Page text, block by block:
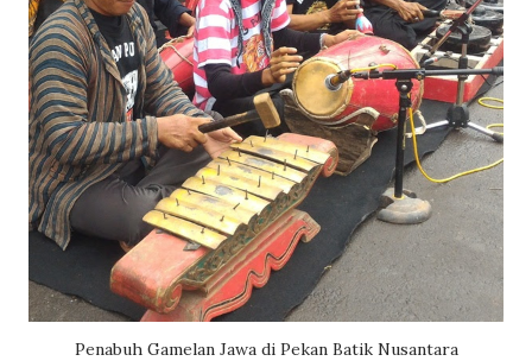
Penabuh Gamelan Jawa di Pekan Batik Nusantara